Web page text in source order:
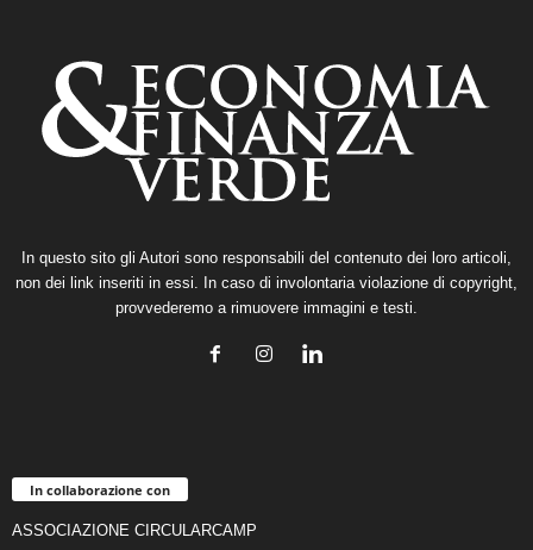
In questo sito gli Autori sono responsabili del contenuto dei loro articoli,
non dei link inseriti in essi. In caso di involontaria violazione di copyright,
provvederemo a rimuovere immagini e testi.
In collaborazione con
ASSOCIAZIONE CIRCULARCAMP